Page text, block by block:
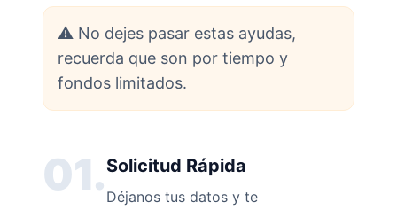
⚠️ No dejes pasar estas ayudas,
recuerda que son por tiempo y
fondos limitados.
01.Solicitud Rápida
Déjanos tus datos y te